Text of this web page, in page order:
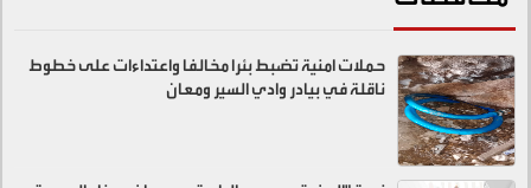
حملات امنية تضبط بئرا مخالفا واعتداءات على خطوط
ناقلة في بيادر وادي السير ومعان